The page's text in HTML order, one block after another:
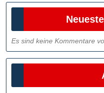
Es sind keine Kommentare